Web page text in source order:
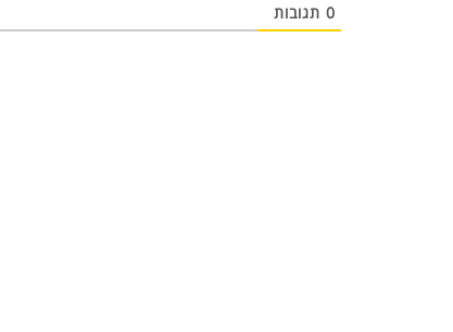
0 תגובות